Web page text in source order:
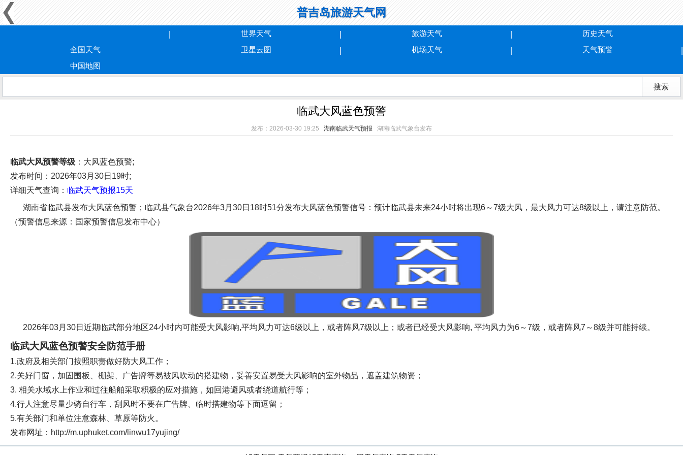
普吉岛旅游天气网
全国天气
世界天气 旅游天气
历史天气
卫星云图
机场天气
天气预警
中国地图
临武大风蓝色预警
发布：2026-03-30 19:25 湖南临武天气预报 湖南临武气象台发布
临武大风预警等级 ：大风蓝色预警;
发布时间 ：2026年03月30日19时;
详细天气查询： 临武天气预报15天
湖南省临武县发布大风蓝色预警；临武县气象台2026年3月30日18时51分发布大风蓝色预警信号：预计临武县未来24小时将出现6～7级大风，最大风力可达8级以上，请注意防范。
（预警信息来源：国家预警信息发布中心）
2026年03月30日近期临武部分地区24小时内可能受大风影响,平均风力可达6级以上，或者阵风7级以上；或者已经受大风影响, 平均风力为6～7级，或者阵风7～8级并可能持续。
临武大风蓝色预警安全防范手册
1.政府及相关部门按照职责做好防大风工作；
2.关好门窗，加固围板、棚架、广告牌等易被风吹动的搭建物，妥善安置易受大风影响的室外物品，遮盖建筑物资；
3. 相关水域水上作业和过往船舶采取积极的应对措施，如回港避风或者绕道航行等；
4.行人注意尽量少骑自行车，刮风时不要在广告牌、临时搭建物等下面逗留；
5.有关部门和单位注意森林、草原等防火。
发布网址：http://m.uphuket.com/linwu17yujing/